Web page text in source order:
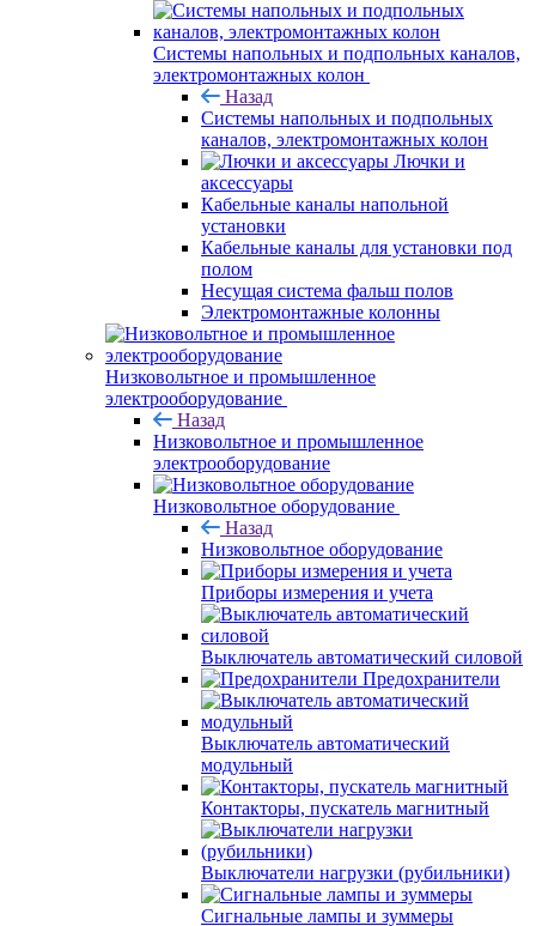
Системы напольных и подпольных каналов,
электромонтажных колон
Назад
Системы напольных и подпольных
каналов, электромонтажных колон
Лючки и
аксессуары
Кабельные каналы напольной
установки
Кабельные каналы для установки под
полом
Несущая система фальш полов
Электромонтажные колонны
Низковольтное и промышленное
электрооборудование
Назад
Низковольтное и промышленное
электрооборудование
Низковольтное оборудование
Назад
Низковольтное оборудование
Приборы измерения и учета
Выключатель автоматический силовой
Предохранители
Выключатель автоматический
модульный
Контакторы, пускатель магнитный
Выключатели нагрузки (рубильники)
Сигнальные лампы и зуммеры